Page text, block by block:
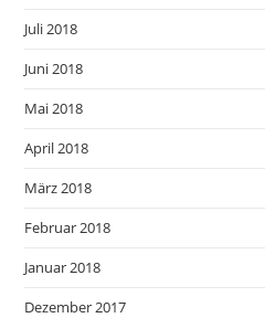
Juli 2018
Juni 2018
Mai 2018
April 2018
März 2018
Februar 2018
Januar 2018
Dezember 2017